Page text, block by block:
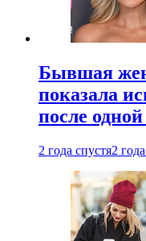
Бывшая
показала
после
2 года спустя2